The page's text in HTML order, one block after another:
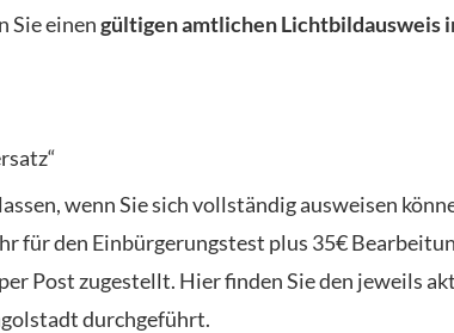
Sie einengültigen amtlichen Lichtbildausweis
wenn Sie sich vollständig ausweisen
für den Einbürgerungstest plus 35€
Post zugestellt. Hier finden Sie den jeweils
durchgeführt.